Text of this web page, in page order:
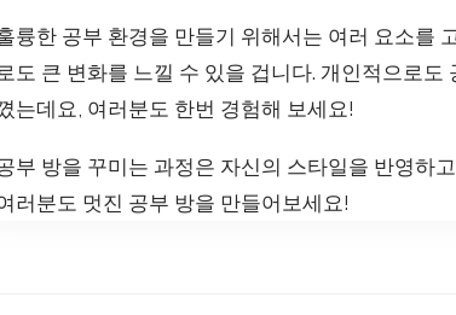
륭한 공부 환경을 만들기 위해서는 여러 요소를
도 큰 변화를 느낄 수 있을 겁니다. 개인적으로
는데요, 여러분도 한번 경험해 보세요!
부 방을 꾸미는 과정은 자신의 스타일을 반영하
러분도 멋진 공부 방을 만들어보세요!